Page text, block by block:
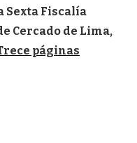
Sexta Fiscalía
Cercado de Lima,
páginas